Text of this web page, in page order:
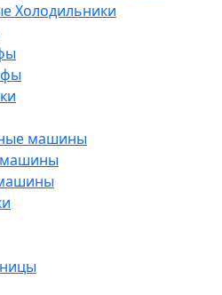
Холодильники
машины